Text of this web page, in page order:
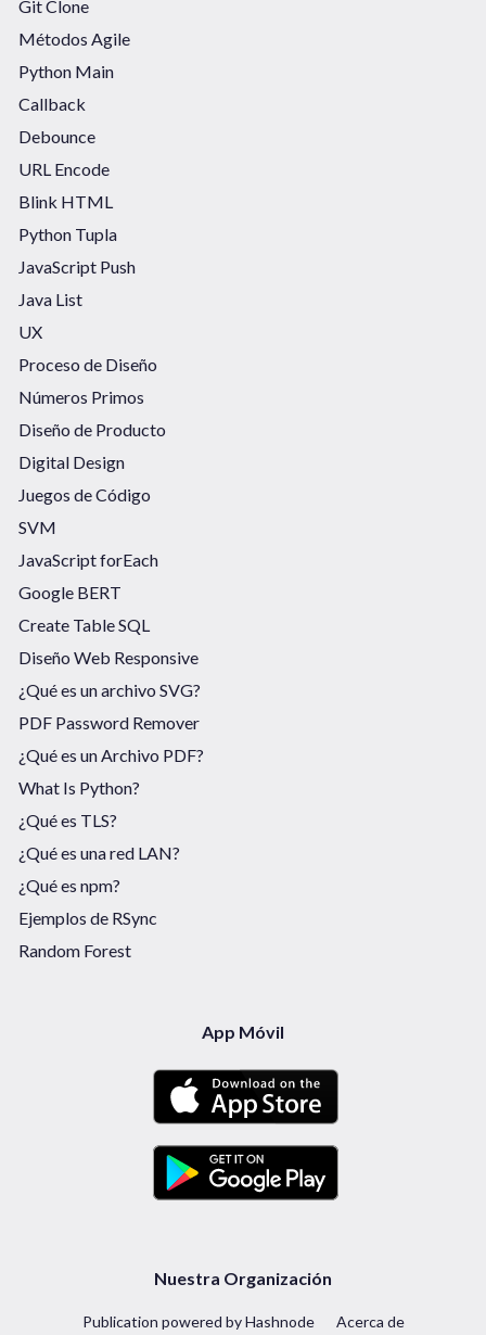
Git Clone
Métodos Agile
Python Main
Callback
Debounce
URL Encode
Blink HTML
Python Tupla
JavaScript Push
Java List
UX
Proceso de Diseño
Números Primos
Diseño de Producto
Digital Design
Juegos de Código
SVM
JavaScript forEach
Google BERT
Create Table SQL
Diseño Web Responsive
¿Qué es un archivo SVG?
PDF Password Remover
¿Qué es un Archivo PDF?
What Is Python?
¿Qué es TLS?
¿Qué es una red LAN?
¿Qué es npm?
Ejemplos de RSync
Random Forest
App Móvil
Nuestra Organización
Publication powered by Hashnode Acerca de